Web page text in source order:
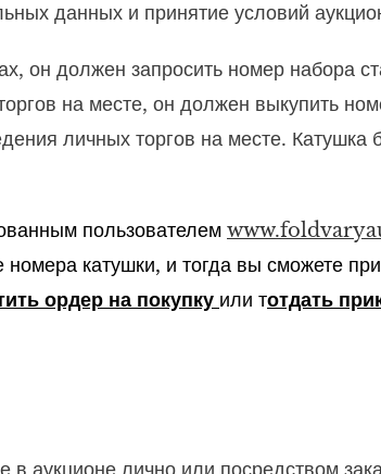
данных и принятие условий
он должен запросить номер набора
на месте, он должен выкупить
личных торгов на месте.
пользователем
катушки, и тогда вы сможете
ордер на покупку или тотдать